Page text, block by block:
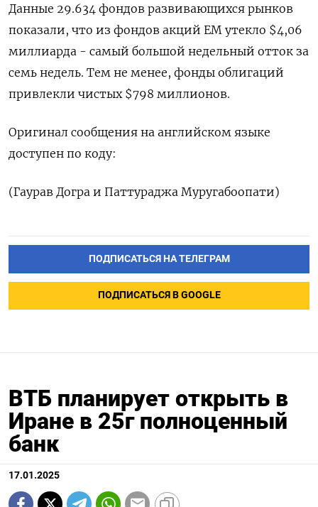
Данные 29.634 фондов развивающихся рынков
показали, что из фондов акций EM утекло $4,06
миллиарда - самый большой недельный отток за
семь недель. Тем не менее, фонды облигаций
привлекли чистых $798 миллионов.
Оригинал сообщения на английском языке
доступен по коду:
(Гаурав Догра и Паттураджа Муругабоопати)
ПОДПИСАТЬСЯ НА ТЕЛЕГРАМ
ПОДПИСАТЬСЯ В GOOGLE
ВТБ планирует открыть в
Иране в 25г полноценный
банк
17.01.2025